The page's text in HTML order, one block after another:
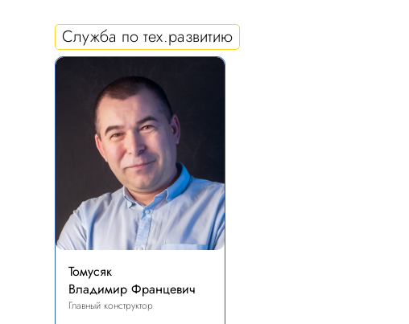
Служба по тех.развитию
Томусяк
Владимир Францевич
Главный конструктор